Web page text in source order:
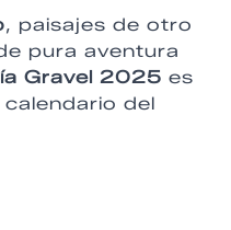
, paisajes de otro
pura aventura
Gravel 2025 es
del